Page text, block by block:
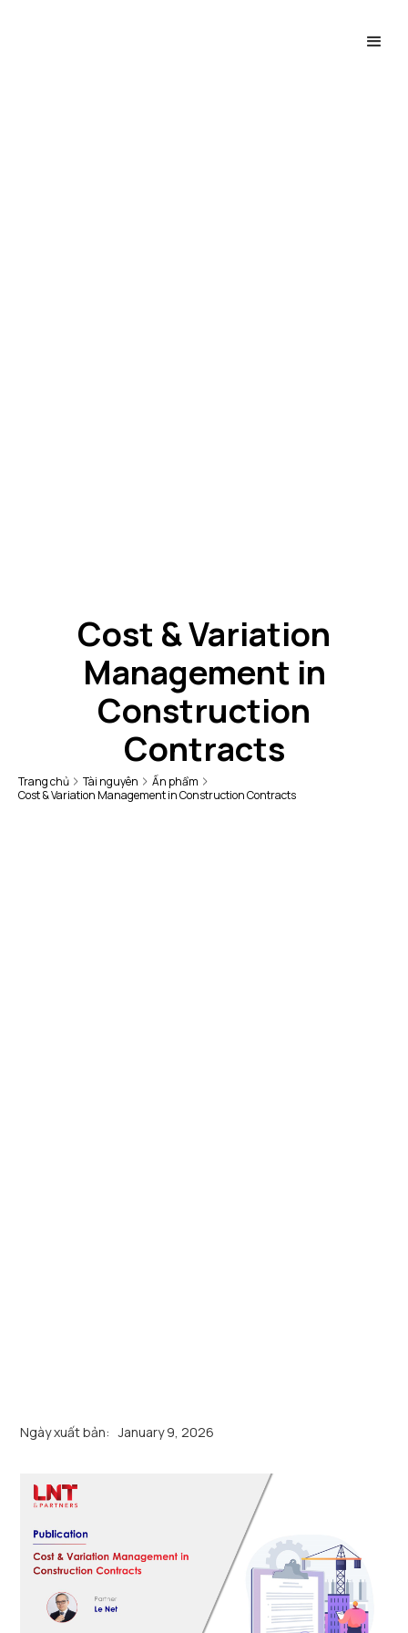
Cost & Variation
Management in
Construction
Contracts
Trang chủ Tài nguyên
Ấn phẩm
Cost & Variation Management in Construction Contracts
Ngày xuất bản: January 9, 2026